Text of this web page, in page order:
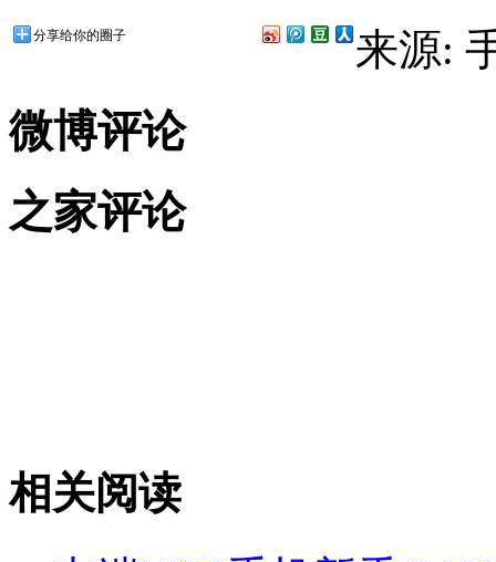
分享给你的圈子 来源:
微博评论
之家评论
相关阅读